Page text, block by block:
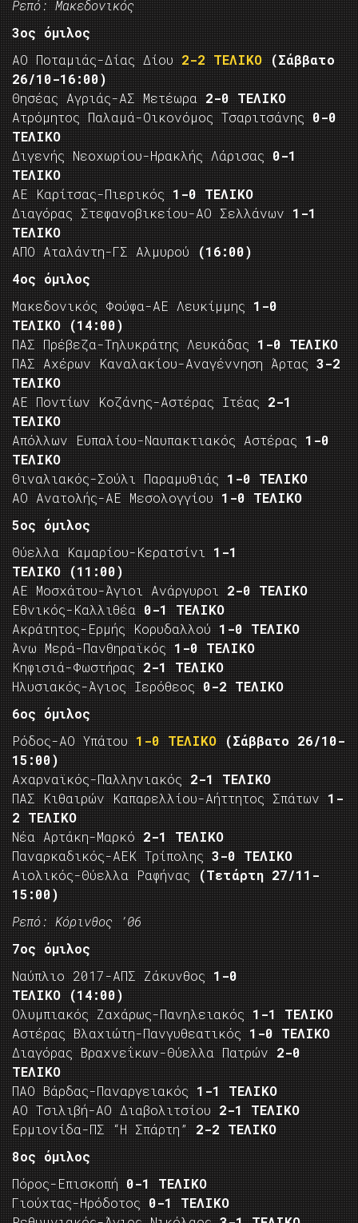
Ρεπό: Μακεδονικός
3ος όμιλος
ΑΟ Ποταμιάς-Δίας Δίου 2-2 ΤΕΛΙΚΟ
(Σάββατο
26/10-16:00)
Θησέας Αγριάς-ΑΣ Μετέωρα 2-0 ΤΕΛΙΚΟ
Ατρόμητος Παλαμά-Οικονόμος Τσαριτσάνης 0-0
ΤΕΛΙΚΟ
Διγενής Νεοχωρίου-Ηρακλής Λάρισας 0-1
ΤΕΛΙΚΟ
ΑΕ Καρίτσας-Πιερικός 1-0 ΤΕΛΙΚΟ
Διαγόρας Στεφανοβικείου-ΑΟ Σελλάνων 1-1
ΤΕΛΙΚΟ
ΑΠΟ Αταλάντη-ΓΣ Αλμυρού
(16:00)
4ος όμιλος
Μακεδονικός Φούφα-ΑΕ Λευκίμμης 1-0
ΤΕΛΙΚΟ
(14:00)
ΠΑΣ Πρέβεζα-Τηλυκράτης Λευκάδας 1-0 ΤΕΛΙΚΟ
ΠΑΣ Αχέρων Καναλακίου-Αναγέννηση Άρτας 3-2
ΤΕΛΙΚΟ
ΑΕ Ποντίων Κοζάνης-Αστέρας Ιτέας 2-1
ΤΕΛΙΚΟ
Απόλλων Ευπαλίου-Ναυπακτιακός Αστέρας 1-0
ΤΕΛΙΚΟ
Θιναλιακός-Σούλι Παραμυθιάς 1-0 ΤΕΛΙΚΟ
ΑΟ Ανατολής-ΑΕ Μεσολογγίου 1-0 ΤΕΛΙΚΟ
5ος όμιλος
Θύελλα Καμαρίου-Κερατσίνι 1-1
ΤΕΛΙΚΟ
(11:00)
ΑΕ Μοσχάτου-Άγιοι Ανάργυροι 2-0 ΤΕΛΙΚΟ
Εθνικός-Καλλιθέα 0-1 ΤΕΛΙΚΟ
Ακράτητος-Ερμής Κορυδαλλού 1-0 ΤΕΛΙΚΟ
Άνω Μερά-Πανθηραϊκός 1-0 ΤΕΛΙΚΟ
Κηφισιά-Φωστήρας 2-1 ΤΕΛΙΚΟ
Ηλυσιακός-Άγιος Ιερόθεος 0-2 ΤΕΛΙΚΟ
6ος όμιλος
Ρόδος-ΑΟ Υπάτου 1-0 ΤΕΛΙΚΟ
(Σάββατο 26/10-
15:00)
Αχαρναϊκός-Παλληνιακός 2-1 ΤΕΛΙΚΟ
ΠΑΣ Κιθαιρών Καπαρελλίου-Αήττητος Σπάτων 1-
2 ΤΕΛΙΚΟ
Νέα Αρτάκη-Μαρκό 2-1 ΤΕΛΙΚΟ
Παναρκαδικός-ΑΕΚ Τρίπολης 3-0 ΤΕΛΙΚΟ
Αιολικός-Θύελλα Ραφήνας
(Τετάρτη 27/11-
15:00)
Ρεπό: Κόρινθος ’06
7ος όμιλος
Ναύπλιο 2017-ΑΠΣ Ζάκυνθος 1-0
ΤΕΛΙΚΟ
(14:00)
Ολυμπιακός Ζαχάρως-Πανηλειακός 1-1 ΤΕΛΙΚΟ
Αστέρας Βλαχιώτη-Πανγυθεατικός 1-0 ΤΕΛΙΚΟ
Διαγόρας Βραχνεΐκων-Θύελλα Πατρών 2-0
ΤΕΛΙΚΟ
ΠΑΟ Βάρδας-Παναργειακός 1-1 ΤΕΛΙΚΟ
ΑΟ Τσιλιβή-ΑΟ Διαβολιτσίου 2-1 ΤΕΛΙΚΟ
Ερμιονίδα-ΠΣ “Η Σπάρτη” 2-2 ΤΕΛΙΚΟ
8ος όμιλος
Πόρος-Επισκοπή 0-1 ΤΕΛΙΚΟ
Γιούχτας-Ηρόδοτος 0-1 ΤΕΛΙΚΟ